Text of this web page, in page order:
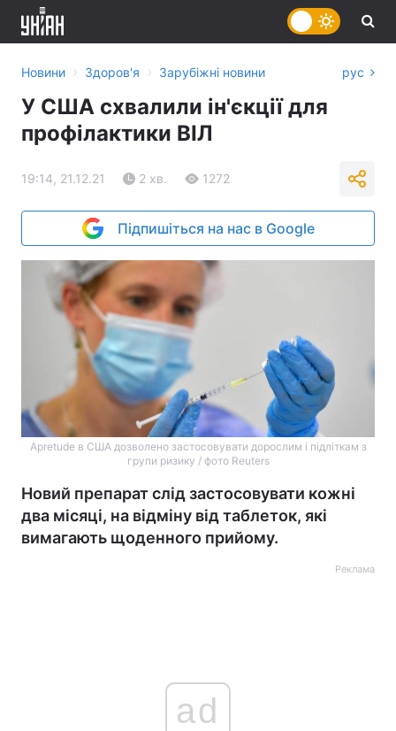
Новини › Здоров'я › Зарубіжні новини рус
У США схвалили ін'єкції для
профілактики ВІЛ
19:14, 21.12.21 2 хв. 1272
Підпишіться на нас в Google
Apretude в США дозволено застосовувати дорослим і підліткам з
групи ризику / фото Reuters
Новий препарат слід застосовувати кожні
два місяці, на відміну від таблеток, які
вимагають щоденного прийому.
Реклама
ad